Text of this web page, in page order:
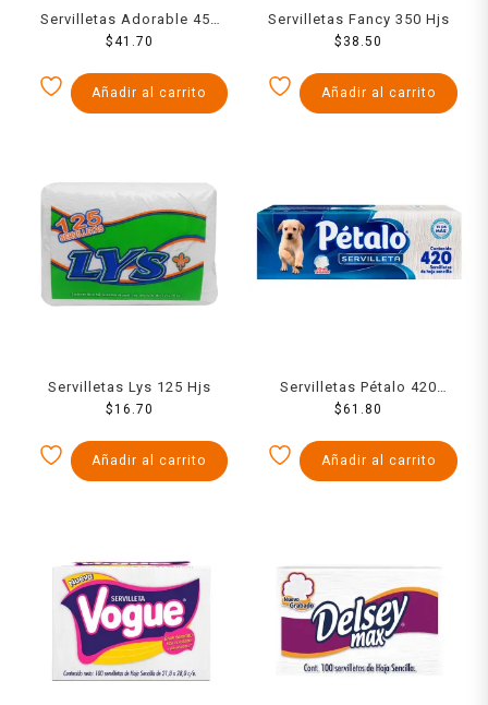
Servilletas Adorable 450
pzas
$41.70
Añadir al carrito
Servilletas Fancy 350 Hjs
$ 38.50
Añadir al carrito
Servilletas Lys 125 Hjs
$16.70
Añadir al carrito
Servilletas Pétalo 420
pzas
$61.80
Añadir al carrito